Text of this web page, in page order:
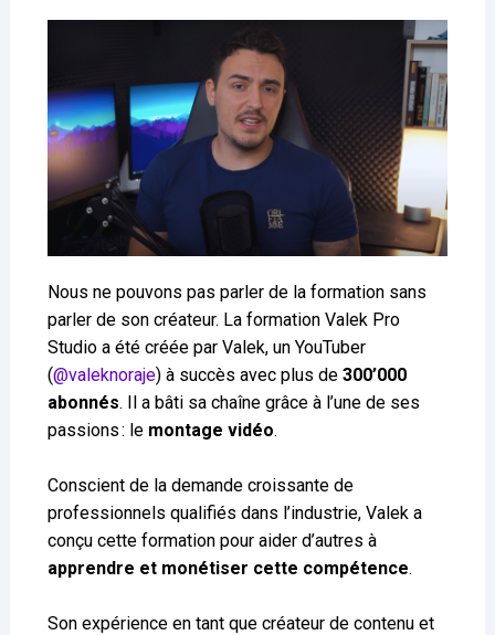
Nous ne pouvons pas parler de la formation sans
parler de son créateur. La formation Valek Pro
Studio a été créée par Valek, un YouTuber
(@valeknoraje) à succès avec plus de 300’000
abonnés. Il a bâti sa chaîne grâce à l’une de ses
passions : le montage vidéo.
Conscient de la demande croissante de
professionnels qualifiés dans l’industrie, Valek a
conçu cette formation pour aider d’autres à
apprendre et monétiser cette compétence.
Son expérience en tant que créateur de contenu et